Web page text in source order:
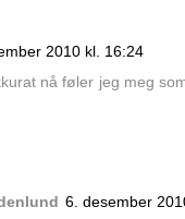
2010 kl. 16:24
nå føler jeg meg
6. desember